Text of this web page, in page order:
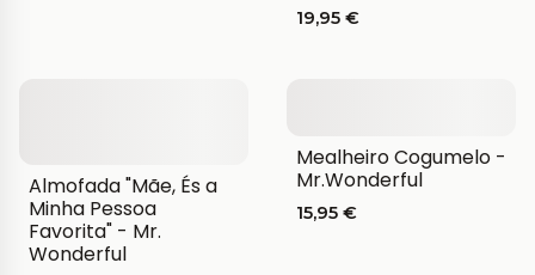
19,95 €
Almofada "Mãe, És a
Minha Pessoa
Favorita" - Mr.
Wonderful
Mealheiro Cogumelo -
Mr.Wonderful
15,95 €